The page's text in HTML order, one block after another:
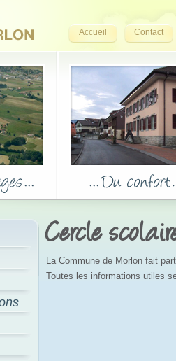
Accueil Contact
Cercle
La Commune de Morlon fait
Toutes les informations utiles